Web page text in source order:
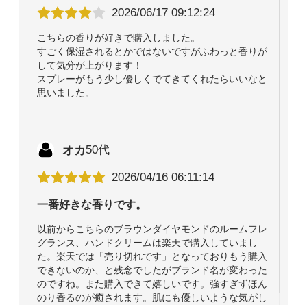
2026/06/17 09:12:24
こちらの香りが好きで購入しました。
すごく保湿されるとかではないですがふわっと香りが
して気分が上がります！
スプレーがもう少し優しくでてきてくれたらいいなと
思いました。
オカ50代
2026/04/16 06:11:14
一番好きな香りです。
以前からこちらのブラウンダイヤモンドのルームフレ
グランス、ハンドクリームは楽天で購入していまし
た。楽天では「売り切れです」となっておりもう購入
できないのか、と残念でしたがブランド名が変わった
のですね。また購入できて嬉しいです。強すぎずほん
のり香るのが癒されます。肌にも優しいような気がし